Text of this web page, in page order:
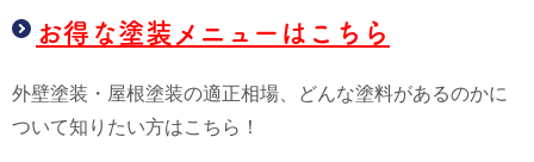
お得な塗装メニューはこちら
外壁塗装・屋根塗装の適正相場、どんな塗料があるのかに
ついて知りたい方はこちら！